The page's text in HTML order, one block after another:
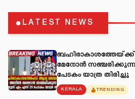
LATEST NEWS
ബഹിരാകാശത്തേയ്ക്ക്
മേനോൻ
പേടകം യാത്ര തിരിച്ചു
KERALA TRENDING